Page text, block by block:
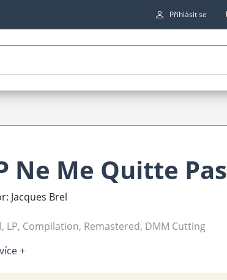
Přihlásit se
Ne Me Quitte Pas
Jacques Brel
LP, Compilation, Remastered, DMM Cutting
+